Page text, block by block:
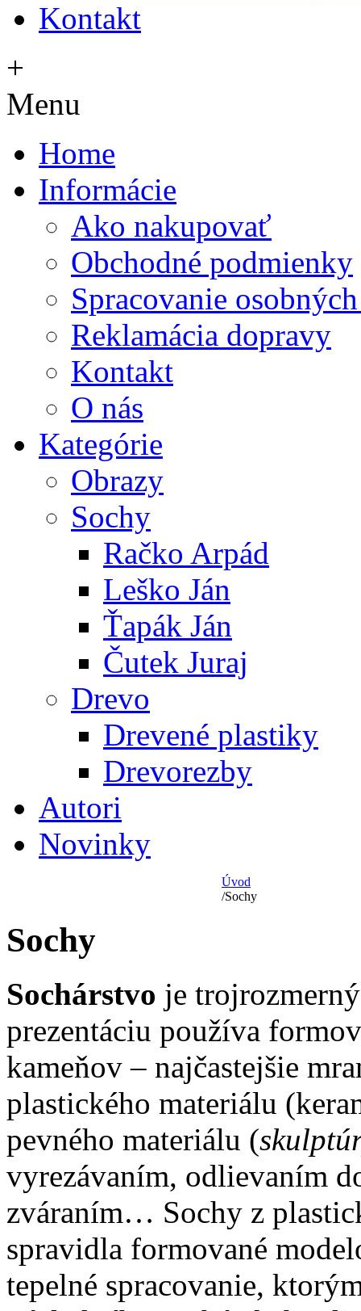
Kontakt
+
Menu
Home
Informácie
Ako nakupovať
Obchodné podmienky
Spracovanie
Reklamácia dopravy
Kontakt
O nás
Kategórie
Obrazy
Sochy
Račko Arpád
Leško Ján
Ťapák Ján
Čutek Juraj
Drevo
Drevené plastiky
Drevorezby
Autori
Novinky
Úvod
/Sochy
Sochy
Sochárstvo je
prezentáciu používa
kameňov – najčastejšie
plastického materiálu
pevného materiálu (
vyrezávaním, odlievaním
zváraním… Sochy z
spravidla formované
tepelné spracovanie,